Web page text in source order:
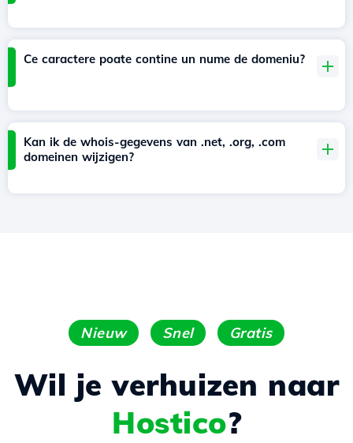
Ce caractere poate contine un nume de domeniu?
Kan ik de whois-gegevens van .net, .org, .com
domeinen wijzigen?
Nieuw Snel Gratis
Wil je verhuizen naar
Hostico?